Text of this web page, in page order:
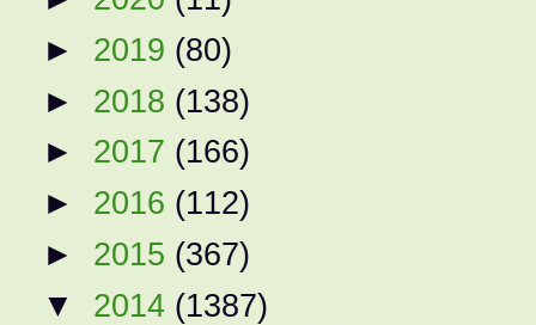
► 2019 (80)
► 2018 (138)
► 2017 (166)
► 2016 (112)
► 2015 (367)
▼ 2014 (1387)